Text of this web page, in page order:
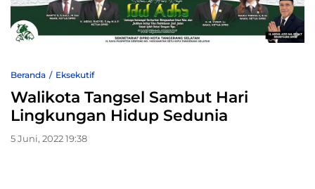
Beranda Eksekutif
Walikota Tangsel Sambut Hari
Lingkungan Hidup Sedunia
5 Juni, 2022 19:38